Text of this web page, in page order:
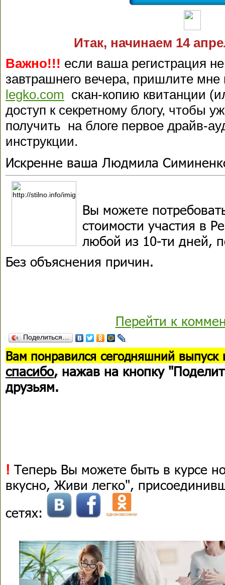
Итак, начинаем 14
Важно!!! если ваша регистрация
завтрашнего вечера, пришлите
legko.com скан-копию квитанции
доступ к секретному блогу, чтобы
получить на блоге первое драйв-
инструкции.
Искренне ваша Людмила
Вы можете
стоимости участия в
любой из 10-ти дней,
Без объяснения причин.
Перейти к
Поделиться…
Вам понравился сегодняшний выпуск
спасибо, нажав на кнопку
друзьям.
! Теперь Вы можете быть в курсе
вкусно, Живи легко",
сетях: